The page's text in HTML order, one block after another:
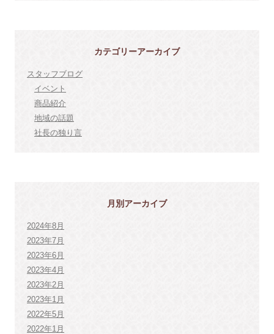
カテゴリーアーカイブ
スタッフブログ
イベント
商品紹介
地域の話題
社長の独り言
月別アーカイブ
2024年8月
2023年7月
2023年6月
2023年4月
2023年2月
2023年1月
2022年5月
2022年1月